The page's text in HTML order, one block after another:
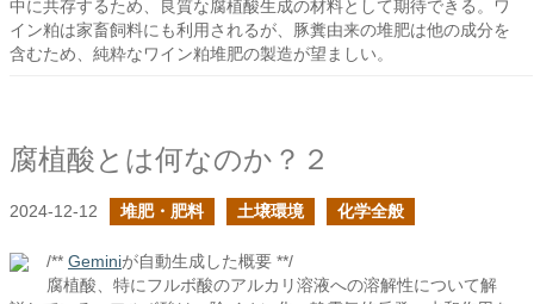
中に共存するため、良質な腐植酸生成の材料として期待できる。ワ
イン粕は家畜飼料にも利用されるが、豚糞由来の堆肥は他の成分を
含むため、純粋なワイン粕堆肥の製造が望ましい。
腐植酸とは何なのか？２
2024-12-12 堆肥・肥料 土壌環境 化学全般
/** Geminiが自動生成した概要 **/
腐植酸、特にフルボ酸のアルカリ溶液への溶解性について解